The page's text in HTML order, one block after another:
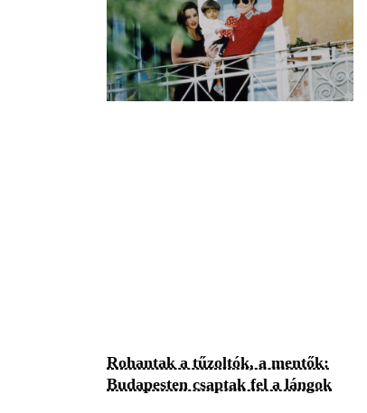
Rohantak a tűzoltók, a mentők:
Budapesten csaptak fel a lángok